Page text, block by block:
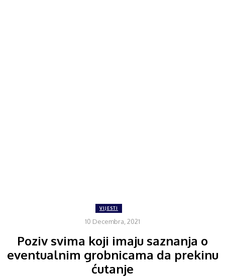
VIJESTI
10 Decembra, 2021
Poziv svima koji imaju saznanja o
eventualnim grobnicama da prekinu
ćutanje